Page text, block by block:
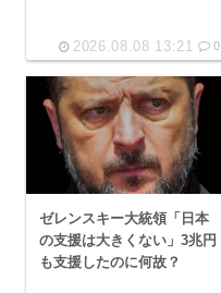
2026.08.08 13:21 0
ゼレンスキー大統領「日本
の支援は大きくない」3兆円
も支援したのに何故？